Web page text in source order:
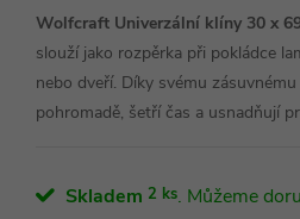
Wolfcraft Univerzální klíny 30 x
slouží jako rozpěrka při pokládce
nebo dveří. Díky svému
pohromadě, šetří čas a usnadňují
Skladem 2 ks